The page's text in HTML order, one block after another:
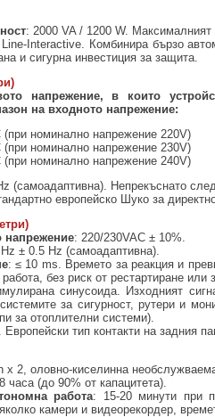
: 2000 VA / 1200 W.
Interactive. Комбинира бързо
и сигурна инвестиция за защита.
напрежение, в които
на входното напрежение:
(при номинално напрежение 220V)
(при номинално напрежение 230V)
(при номинално напрежение 240V)
(самоадаптивна). Непрекъснато
европейско Шуко за
напрежение: 220/230VAC ± 10%.
± 0.5 Hz (самоадаптивна).
: ≤ 10 ms. Времето за реакция и
без риск от рестартиране или
синусоида. Изходният
за сигурност, рутери и
за отоплителни системи).
тип контакти на задния
x 2, оловно-киселинна
часа (до 90% от капацитета).
работа: 15-20 минути при
камери и видеорекордер,